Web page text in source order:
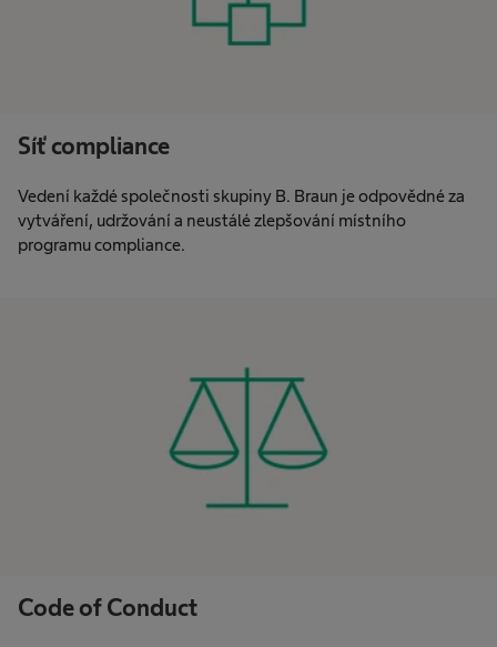
Síť compliance
Vedení každé společnosti skupiny B. Braun je odpovědné za
vytváření, udržování a neustálé zlepšování místního
programu compliance.
Code of Conduct